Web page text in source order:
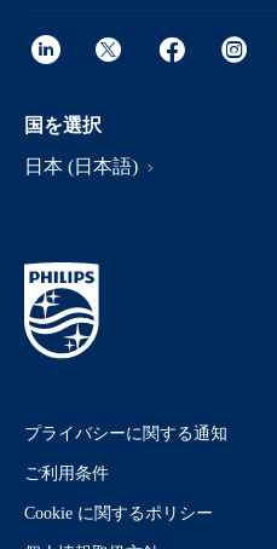
国を選択
日本 (日本語)
プライバシーに関する通知
ご利用条件
Cookie に関するポリシー